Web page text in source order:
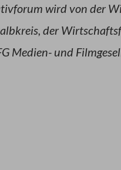
wird von der
der
Medien- und